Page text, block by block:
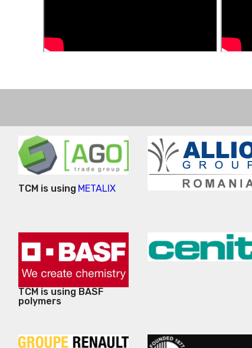
TCM is using METALIX
TCM is using BASF
polymers